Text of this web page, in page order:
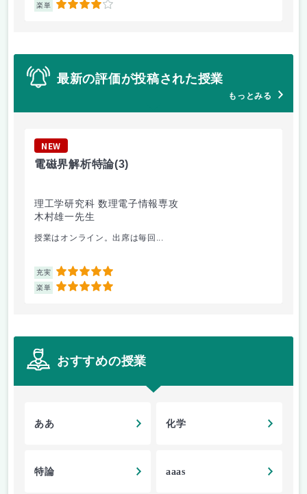
楽単 4
最新の評価が投稿された授業
もっとみる
NEW
電磁界解析特論(3)
理工学研究科 数理電子情報専攻
木村雄一先生
授業はオンライン。出席は毎回...
充実 5
楽単 5
おすすめの授業
ああ 化学
特論 aaas